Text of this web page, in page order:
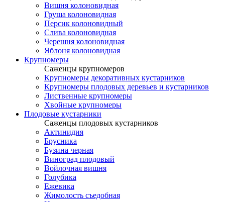
Вишня колоновидная
Груша колоновидная
Персик колоновидный
Слива колоновидная
Черешня колоновидная
Яблоня колоновидная
Крупномеры
Саженцы крупномеров
Крупномеры декоративных кустарников
Крупномеры плодовых деревьев и кустарников
Лиственные крупномеры
Хвойные крупномеры
Плодовые кустарники
Саженцы плодовых кустарников
Актинидия
Брусника
Бузина черная
Виноград плодовый
Войлочная вишня
Голубика
Ежевика
Жимолость съедобная